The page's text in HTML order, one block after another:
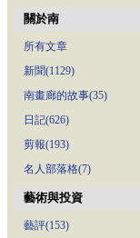
關於南
所有文章
新聞(1129)
南畫廊的故事(35)
日記(626)
剪報(193)
名人部落格(7)
藝術與投資
藝評(153)